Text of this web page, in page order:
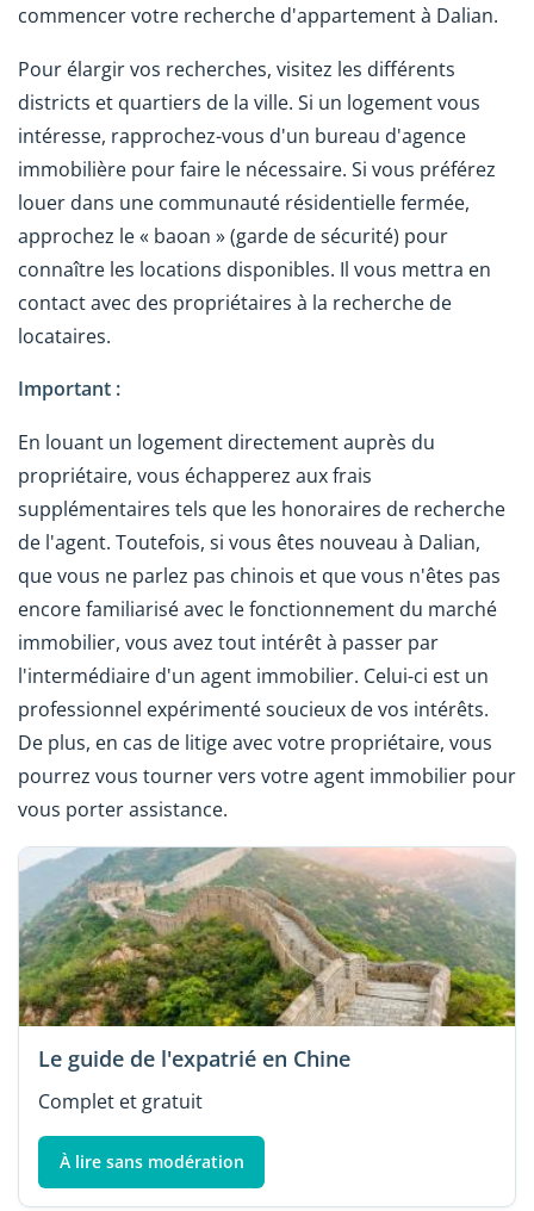
commencer votre recherche d'appartement à Dalian.
Pour élargir vos recherches, visitez les différents
districts et quartiers de la ville. Si un logement vous
intéresse, rapprochez-vous d'un bureau d'agence
immobilière pour faire le nécessaire. Si vous préférez
louer dans une communauté résidentielle fermée,
approchez le « baoan » (garde de sécurité) pour
connaître les locations disponibles. Il vous mettra en
contact avec des propriétaires à la recherche de
locataires.
Important :
En louant un logement directement auprès du
propriétaire, vous échapperez aux frais
supplémentaires tels que les honoraires de recherche
de l'agent. Toutefois, si vous êtes nouveau à Dalian,
que vous ne parlez pas chinois et que vous n'êtes pas
encore familiarisé avec le fonctionnement du marché
immobilier, vous avez tout intérêt à passer par
l'intermédiaire d'un agent immobilier. Celui-ci est un
professionnel expérimenté soucieux de vos intérêts.
De plus, en cas de litige avec votre propriétaire, vous
pourrez vous tourner vers votre agent immobilier pour
vous porter assistance.
Le guide de l'expatrié en Chine
Complet et gratuit
À lire sans modération